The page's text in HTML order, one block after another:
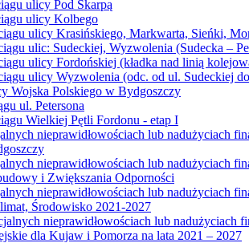
ulicy Pod Skarpą
ulicy Kolbego
ulicy Krasińskiego, Markwarta, Sieńki,
ulic: Sudeckiej, Wyzwolenia (Sudecka –
ulicy Fordońskiej (kładka nad linią
ulicy Wyzwolenia (odc. od ul. Sudeckiej
Wojska Polskiego w Bydgoszczy
ul. Petersona
Wielkiej Pętli Fordonu - etap I
nieprawidłowościach lub nadużyciach
nieprawidłowościach lub nadużyciach
i Zwiększania Odporności
nieprawidłowościach lub nadużyciach
Środowisko 2021-2027
nieprawidłowościach lub
dla Kujaw i Pomorza na lata 2021 – 2027